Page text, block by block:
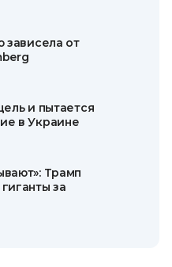
зависела от
и пытается
в Украине
Трамп
за